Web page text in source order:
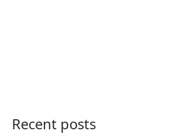
Recent posts